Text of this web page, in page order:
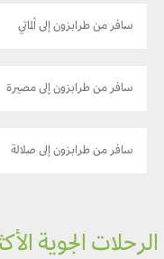
سافر من طرابزون إلى ألماتي
سافر من طرابزون إلى مصيرة
سافر من طرابزون إلى صلالة
الرحلات الجوية